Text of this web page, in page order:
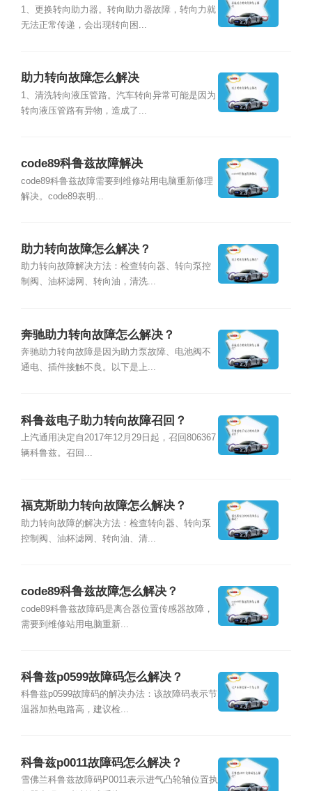
1、更换转向助力器。转向助力器故障，转向力就
无法正常传递，会出现转向困...
助力转向故障怎么解决
1、清洗转向液压管路。汽车转向异常可能是因为
转向液压管路有异物，造成了...
code89科鲁兹故障解决
code89科鲁兹故障需要到维修站用电脑重新修理
解决。code89表明...
助力转向故障怎么解决？
助力转向故障解决方法：检查转向器、转向泵控
制阀、油杯滤网、转向油，清洗...
奔驰助力转向故障怎么解决？
奔驰助力转向故障是因为助力泵故障、电池阀不
通电、插件接触不良。以下是上...
科鲁兹电子助力转向故障召回？
上汽通用决定自2017年12月29日起，召回806367
辆科鲁兹。召回...
福克斯助力转向故障怎么解决？
助力转向故障的解决方法：检查转向器、转向泵
控制阀、油杯滤网、转向油、清...
code89科鲁兹故障怎么解决？
code89科鲁兹故障码是离合器位置传感器故障，
需要到维修站用电脑重新...
科鲁兹p0599故障码怎么解决？
科鲁兹p0599故障码的解决办法：该故障码表示节
温器加热电路高，建议检...
科鲁兹p0011故障码怎么解决？
雪佛兰科鲁兹故障码P0011表示进气凸轮轴位置执